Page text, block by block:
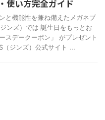
使い方完全ガイド
と機能性を兼ね備えたメガネブ
ンズ）では 誕生日をもっとお
スデークーポン」 がプレゼント
（ジンズ）公式サイト ...